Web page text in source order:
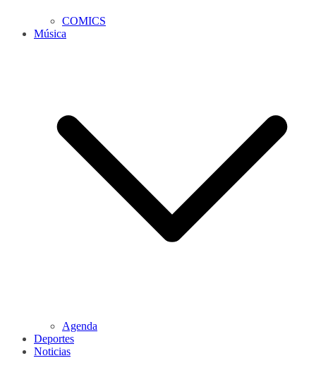
COMICS
Música
Agenda
Deportes
Noticias